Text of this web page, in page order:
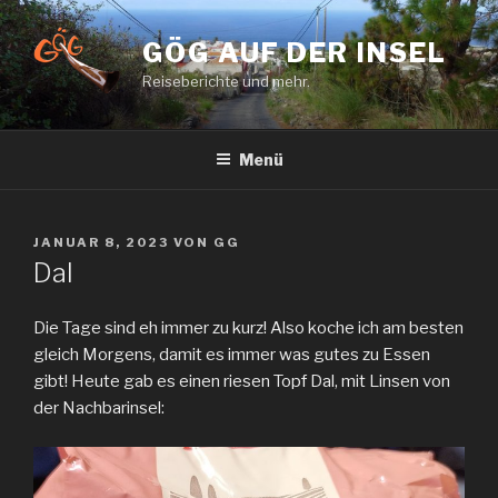
Zum
Inhalt
springen
GÖG AUF DER INSEL
Reiseberichte und mehr.
Menü
VERÖFFENTLICHT
AM
JANUAR 8, 2023 VON GG
Dal
Die Tage sind eh immer zu kurz! Also koche ich am besten
gleich Morgens, damit es immer was gutes zu Essen
gibt! Heute gab es einen riesen Topf Dal, mit Linsen von
der Nachbarinsel: